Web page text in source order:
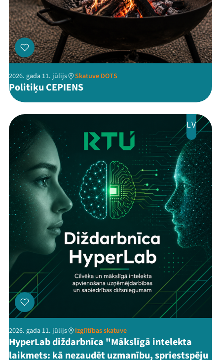
ThreadsFacebookYoutube
X Instagram
Flick TikTok
2026. gada 11. jūlijs Skatuve DOTS
Politiķu CEPIENS
LV
2026. gada 11. jūlijs Izglītības skatuve
HyperLab diždarbnīca "Mākslīgā intelekta
laikmets: kā nezaudēt uzmanību, spriestspēju